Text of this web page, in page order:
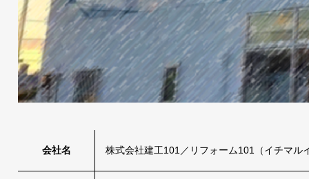
会社名 株式会社建工101／リフォーム101（イチマル